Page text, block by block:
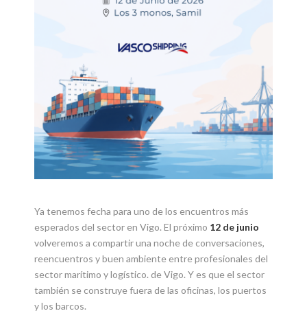
Ya tenemos fecha para uno de los encuentros más
esperados del sector en Vigo. El próximo 12 de junio
volveremos a compartir una noche de conversaciones,
reencuentros y buen ambiente entre profesionales del
sector marítimo y logístico. de Vigo. Y es que el sector
también se construye fuera de las oficinas, los puertos
y los barcos.